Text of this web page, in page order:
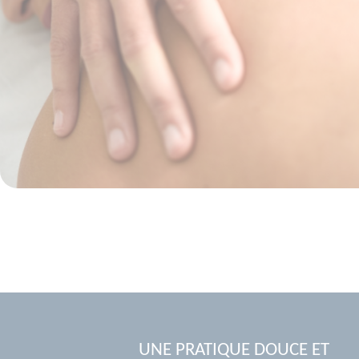
UNE PRATIQUE DOUCE ET